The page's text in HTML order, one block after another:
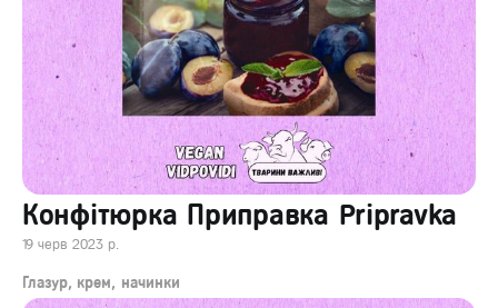
Конфітюрка Приправка Pripravka
19 черв 2023 р.
Глазур, крем, начинки